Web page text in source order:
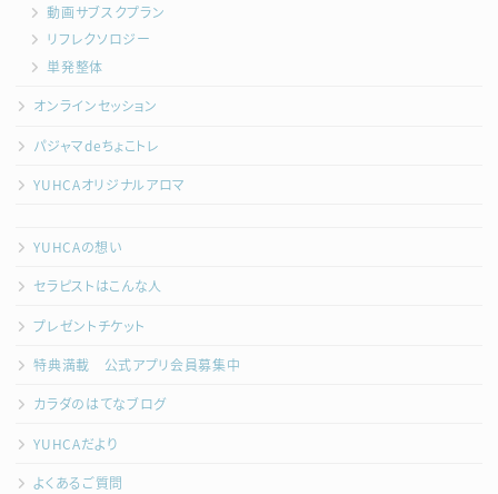
動画サブスクプラン
リフレクソロジー
単発整体
オンラインセッション
パジャマdeちょこトレ
YUHCAオリジナルアロマ
YUHCAの想い
セラピストはこんな人
プレゼントチケット
特典満載 公式アプリ会員募集中
カラダのはてなブログ
YUHCAだより
よくあるご質問